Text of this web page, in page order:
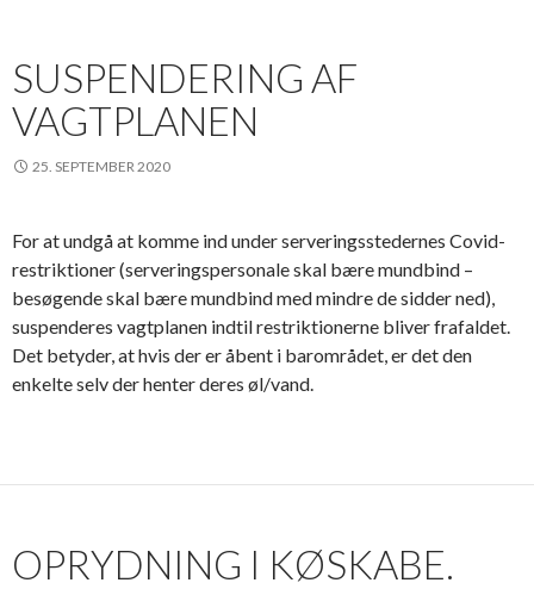
SUSPENDERING AF
VAGTPLANEN
25. SEPTEMBER 2020
For at undgå at komme ind under serveringsstedernes Covid-
restriktioner (serveringspersonale skal bære mundbind –
besøgende skal bære mundbind med mindre de sidder ned),
suspenderes vagtplanen indtil restriktionerne bliver frafaldet.
Det betyder, at hvis der er åbent i barområdet, er det den
enkelte selv der henter deres øl/vand.
OPRYDNING I KØSKABE.